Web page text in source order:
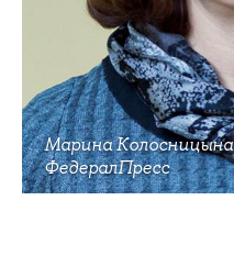
Марина Колосницына
ФедералПресс